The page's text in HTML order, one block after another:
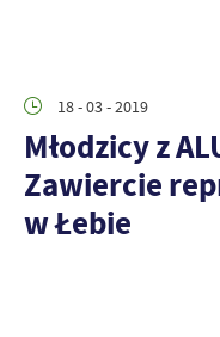
18 - 03 - 2019
Młodzicy z
Zawiercie
w Łebie